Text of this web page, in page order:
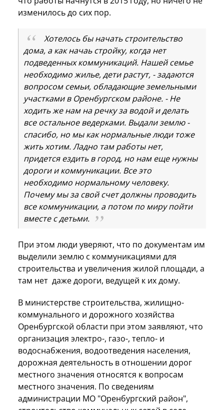
изменилось до сих пор.
Хотелось бы начать строительство
дома, а как начаь стройку, когда нет
подведенных коммуникаций. Нашей семье
необходимо жилье, дети растут, - задаются
вопросом семьи, обладающие земельными
участками в Оренбургском районе. - Не
ходить же нам на речку за водой и делать
все остальное ведерками. Выдали землю -
спасибо, но мы как нормальные люди тоже
жить хотим. Ладно там работы нет,
придется ездить в город, но нам еще нужны
дороги и коммуникации. Все это
необходимо нормальному человеку.
Почему мы за свой счет должны проводить
все коммуникации, а потом по миру пойти
вместе с детьми.
При этом люди уверяют, что по документам им
выделили землю с коммуникациями для
строительства и увеличения жилой площади, а
там нет даже дороги, ведущей к их дому.
В министерстве строительства, жилищно-
коммунального и дорожного хозяйства
Оренбургской области при этом заявляют, что
организация электро-, газо-, тепло- и
водоснабжения, водоотведения населения,
дорожная деятельность в отношении дорог
местного значения относятся к вопросам
местного значения. По сведениям
администрации МО "Оренбургский район",